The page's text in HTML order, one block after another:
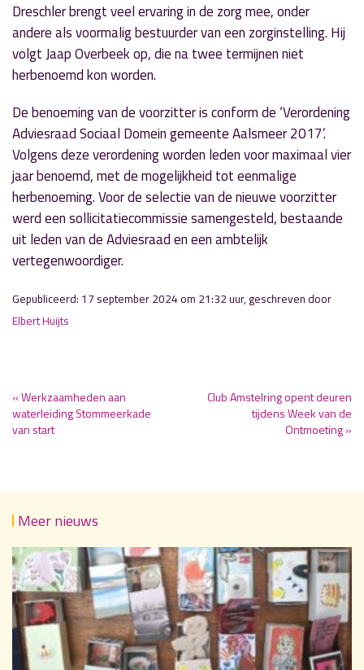
Dreschler brengt veel ervaring in de zorg mee, onder
andere als voormalig bestuurder van een zorginstelling. Hij
volgt Jaap Overbeek op, die na twee termijnen niet
herbenoemd kon worden.
De benoeming van de voorzitter is conform de ‘Verordening
Adviesraad Sociaal Domein gemeente Aalsmeer 2017’.
Volgens deze verordening worden leden voor maximaal vier
jaar benoemd, met de mogelijkheid tot eenmalige
herbenoeming. Voor de selectie van de nieuwe voorzitter
werd een sollicitatiecommissie samengesteld, bestaande
uit leden van de Adviesraad en een ambtelijk
vertegenwoordiger.
Gepubliceerd: 17 september 2024 om 21:32 uur, geschreven door
Elbert Huijts
« Werkzaamheden aan
waterleiding Stommeerkade
van start
Club Amstelring opent deuren
tijdens Week van de
Ontmoeting »
Meer nieuws